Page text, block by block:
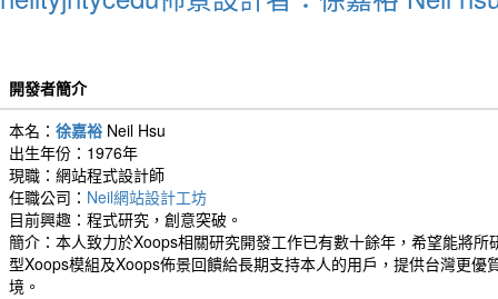
開發者簡介
本名： 徐嘉裕 Neil Hsu
出生年份：1976年
現職：網站程式設計師
任職公司： Neil網站設計工坊
目前興趣：程式研究，創意突破。
簡介：本人致力於Xoops相關研究開發工作已有數十餘年，希望能將所
型Xoops模組及Xoops佈景回饋給長期支持本人的用戶，提供台灣更優
境。